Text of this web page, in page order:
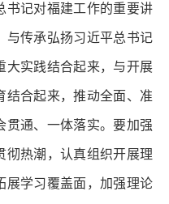
书记对福建工作的重要讲
与传承弘扬习近平总书记
大实践结合起来，与开展
结合起来，推动全面、准
贯通、一体落实。要加强
彻热潮，认真组织开展理
展学习覆盖面，加强理论